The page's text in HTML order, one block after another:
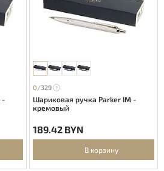
0/329
Шариковая ручка Parker IM -
кремовый
189.42 BYN
В корзину